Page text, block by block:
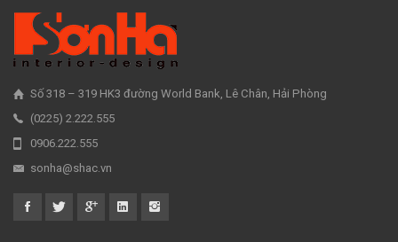
Số 318 – 319 HK3 đường World Bank, Lê Chân, Hải Phòng
(0225) 2.222.555
0906.222.555
sonha@shac.vn